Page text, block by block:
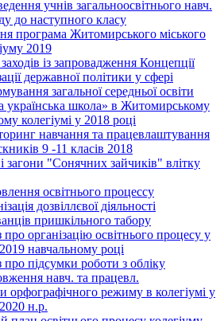
учнів загальноосвітнього навч.
до наступного класу
програма Житомирського міського
2019
із запровадження Концепції
державної політики у сфері
загальної середньої освіти
українська школа» в Житомирському
колегіумі у 2018 році
навчання та працевлаштування
9 -11 класів 2018
загони "Сонячних зайчиків" влітку
освітнього процессу
дозвіллєвої діяльності
пришкільного табору
про організацію освітнього процесу у
навчальному році
про підсумки роботи з обліку
навч. та працевл.
орфографічного режиму в колегіумі у
н.р.